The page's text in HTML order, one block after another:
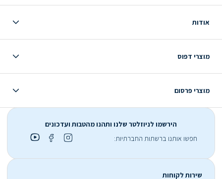
אודות
מוצרי דפוס
מוצרי פרסום
הירשמו לניוזלטר שלנו ותהנו מהטבות ועדכונים
חפשו אותנו ברשתות החברתיות:
שירות לקוחות